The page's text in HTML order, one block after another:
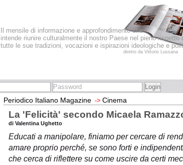
Il mensile di informazione e approfondimento che
intende riunire culturalmente il nostro Paese nel pieno rispetto
tutte le sue tradizioni, vocazioni e ispirazioni ideologiche e
diretto da Vittorio Lussana
Periodico Italiano Magazine -> Cinema
La 'Felicità' secondo Micaela
di Valentina Ughetto
Educati a manipolare, finiamo per cercare di
amare proprio perché, se sono forti e
che cerca di riflettere su come uscire da certi